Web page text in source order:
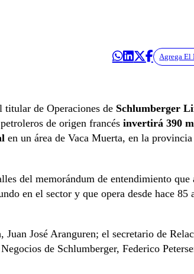
Agrega El
titular de Operaciones de Schlumberger
de origen francés invertirá 390
en un área de Vaca Muerta, en la provincia
del memorándum de entendimiento que
en el sector y que opera desde hace 85
José Aranguren; el secretario de
de Schlumberger, Federico